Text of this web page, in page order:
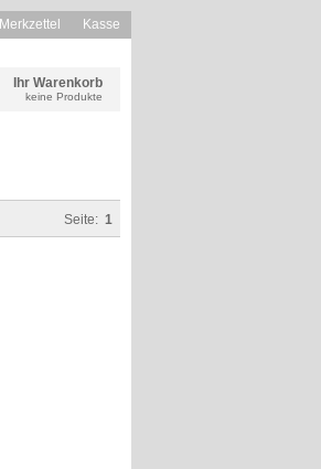
Merkzettel Kasse
Ihr Warenkorb
keine Produkte
Seite: 1